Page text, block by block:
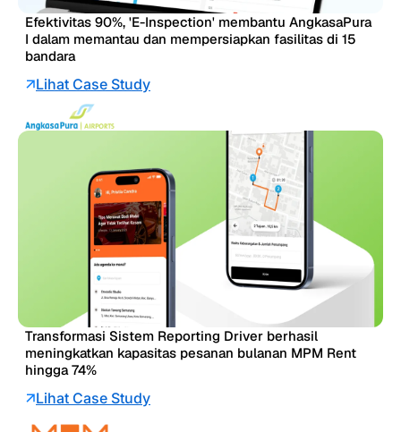
Efektivitas 90%, 'E-Inspection' membantu AngkasaPura
I dalam memantau dan mempersiapkan fasilitas di 15
bandara
Lihat Case Study
Transformasi Sistem Reporting Driver berhasil
meningkatkan kapasitas pesanan bulanan MPM Rent
hingga 74%
Lihat Case Study